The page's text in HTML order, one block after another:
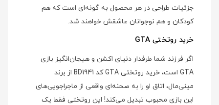
جزئیات طراحی در هر محصول به گونه‌ای است که هم
کودکان و هم نوجوانان عاشقش خواهند شد.
خرید روتختی GTA
اگر فرزند شما طرفدار دنیای اکشن و هیجان‌انگیز بازی
GTA است، خرید روتختی GTA کد BD1941 از برند
مینی‌مال، اتاق او را به صحنه‌ای واقعی از ماجراجویی‌های
این بازی محبوب تبدیل می‌کند! این روتختی فقط یک